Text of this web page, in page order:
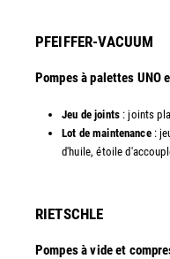
PFEIFFER-VACUUM
Pompes à palettes UNO
Jeu de joints: joints
Lot de maintenance:
d'huile, étoile
RIETSCHLE
Pompes à vide et